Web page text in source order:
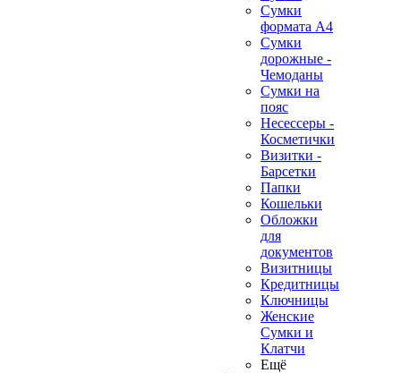
Сумки
формата А4
Сумки
дорожные -
Чемоданы
Сумки на
пояс
Несессеры -
Косметички
Визитки -
Барсетки
Папки
Кошельки
Обложки
для
документов
Визитницы
Кредитницы
Ключницы
Женские
Сумки и
Клатчи
Ещё